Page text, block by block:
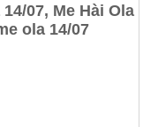
07, Me Hài Ola
ola 14/07